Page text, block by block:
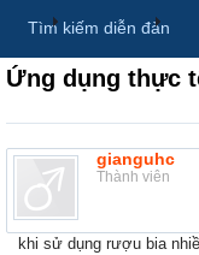
... Diễn đàn
Ứng dụng thực
gianguhc
Thành viên
khi sử dụng rượu bia
Tìm kiếm diễn đàn